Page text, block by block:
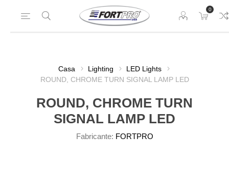
0
Casa Lighting
LED Lights
ROUND, CHROME TURN SIGNAL LAMP LED
ROUND, CHROME TURN
SIGNAL LAMP LED
Fabricante: FORTPRO